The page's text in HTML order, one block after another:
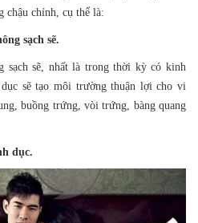
chậu chính, cụ thể là:
sạch sẽ.
sạch sẽ, nhất là trong thời kỳ có kinh
sẽ tạo môi trường thuận lợi cho vi
buồng trứng, vòi trứng, bàng quang
dục.